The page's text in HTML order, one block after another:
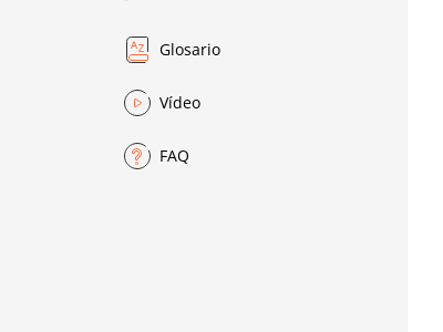
Glosario
Vídeo
FAQ